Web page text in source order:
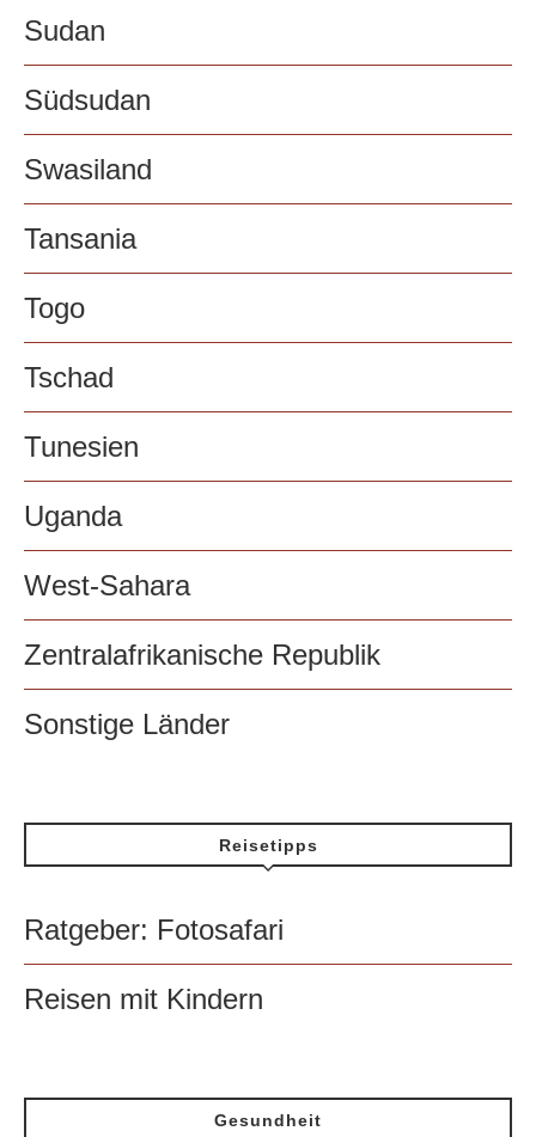
Sudan
Südsudan
Swasiland
Tansania
Togo
Tschad
Tunesien
Uganda
West-Sahara
Zentralafrikanische Republik
Sonstige Länder
Reisetipps
Ratgeber: Fotosafari
Reisen mit Kindern
Gesundheit